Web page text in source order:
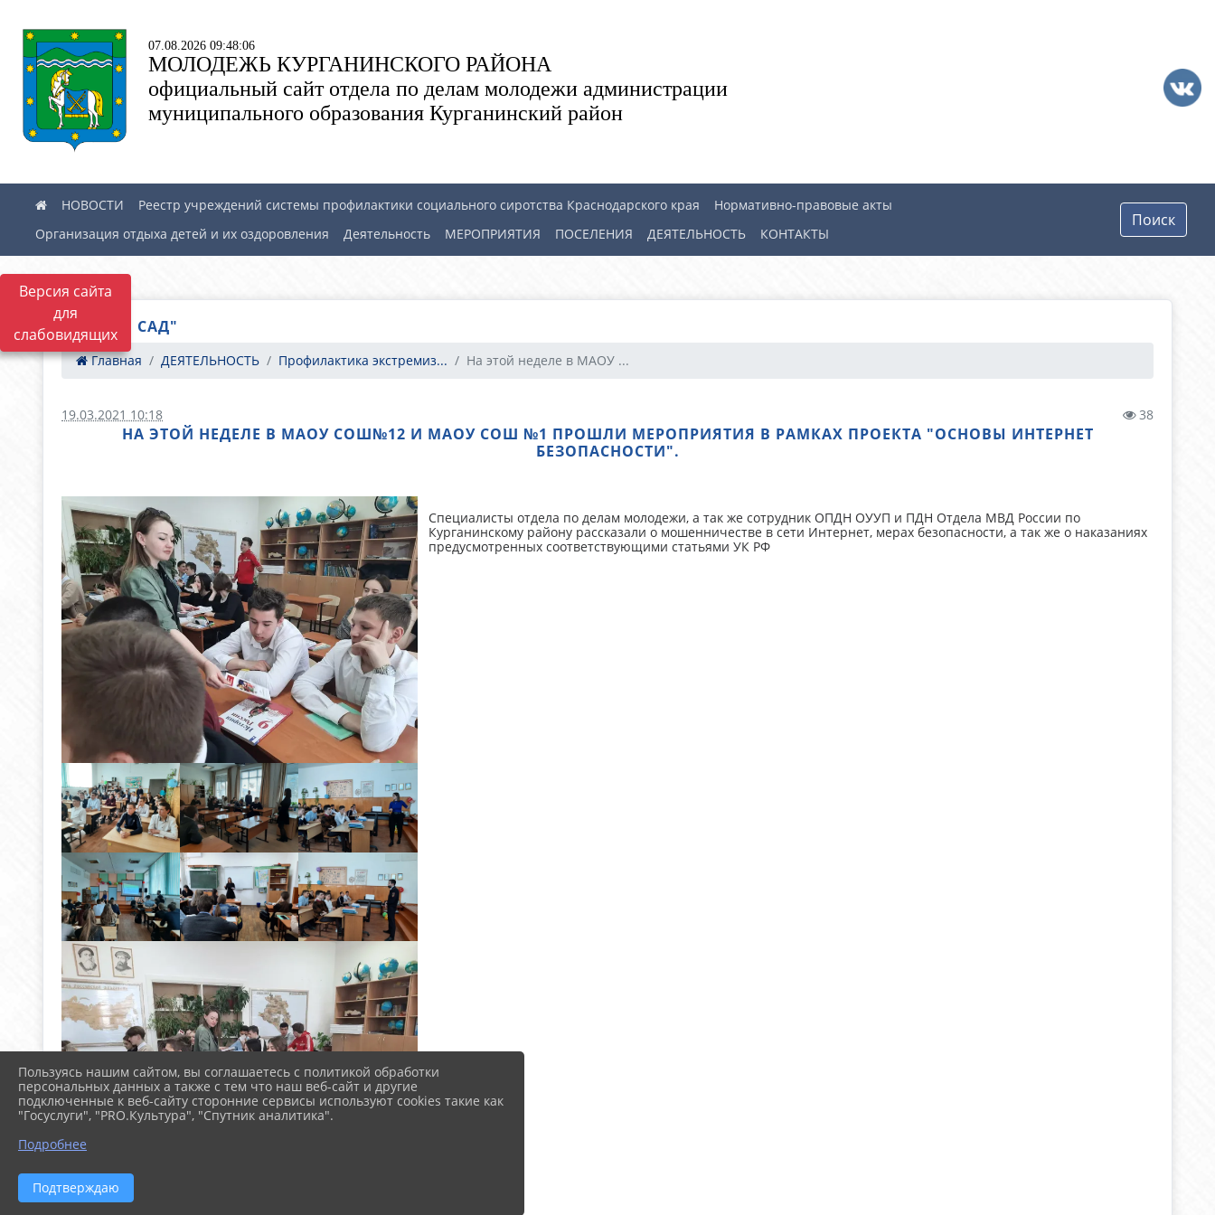
Версия сайта
для
слабовидящих
07.08.2026 09:48:06
МОЛОДЕЖЬ КУРГАНИНСКОГО РАЙОНА
официальный сайт отдела по делам молодежи администрации
муниципального образования Курганинский район
НОВОСТИ Реестр учреждений системы профилактики социального сиротства Краснодарского края
Нормативно-правовые акты
Организация отдыха детей и их оздоровления
Деятельность МЕРОПРИЯТИЯ ПОСЕЛЕНИЯ ДЕЯТЕЛЬНОСТЬ КОНТАКТЫ
Поиск
"БАБИЕВ САД"
Главная ДЕЯТЕЛЬНОСТЬ Профилактика экстремиз... На этой неделе в МАОУ ...
19.03.2021 10:18 38
НА ЭТОЙ НЕДЕЛЕ В МАОУ СОШ№12 И МАОУ СОШ №1 ПРОШЛИ МЕРОПРИЯТИЯ В РАМКАХ ПРОЕКТА "ОСНОВЫ ИНТЕРНЕТ
БЕЗОПАСНОСТИ".
Специалисты отдела по делам молодежи, а так же сотрудник ОПДН ОУУП и ПДН Отдела МВД России по
Курганинскому району рассказали о мошенничестве в сети Интернет, мерах безопасности, а так же о наказаниях
предусмотренных соответствующими статьями УК РФ
Пользуясь нашим сайтом, вы соглашаетесь с политикой обработки
персональных данных а также с тем что наш веб-сайт и другие
подключенные к веб-сайту сторонние сервисы используют cookies такие как
"Госуслуги", "PRO.Культура", "Спутник аналитика".
Подробнее
Подтверждаю